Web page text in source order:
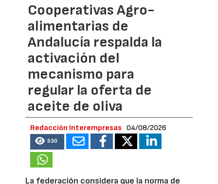
Cooperativas Agro-
alimentarias de
Andalucía respalda la
activación del
mecanismo para
regular la oferta de
aceite de oliva
Redacción Interempresas 04/08/2026
530
La federación considera que la norma de